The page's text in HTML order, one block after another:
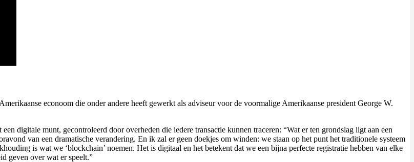
econoom die onder andere heeft gewerkt als adviseur voor de voormalige Amerikaanse president George W.
digitale munt, gecontroleerd door overheden die iedere transactie kunnen traceren: “Wat er ten grondslag ligt aan een
van een dramatische verandering. En ik zal er geen doekjes om winden: we staan ​​op het punt het traditionele systeem
is wat we ‘blockchain’ noemen. Het is digitaal en het betekent dat we een bijna perfecte registratie hebben van elke
geven over wat er speelt.”